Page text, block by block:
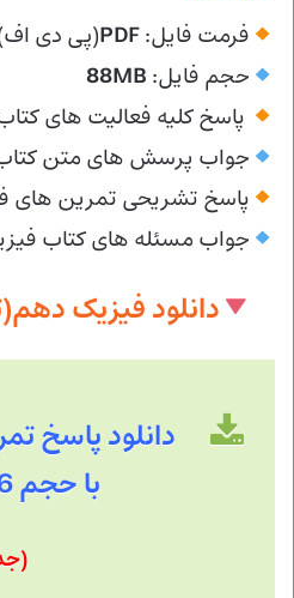
فرمت فایل:PDF(پی دی
حجم فایل: 88MB
پاسخ کلیه فعالیت های
جواب پرسش های متن
پاسخ تشریحی تمرین های
جواب مسئله های کتاب فیزیک
دانلود فیزیک
دانلود پاسخ
با حجم 6 مگابایت